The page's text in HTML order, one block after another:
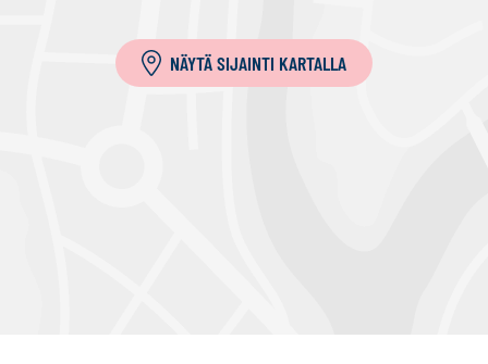
NÄYTÄ SIJAINTI KARTALLA